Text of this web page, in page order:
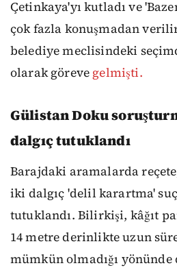
Çetinkaya'yı kutladı ve
çok fazla konuşmadan
belediye meclisindeki
olarak göreve gelmişti.
Gülistan Doku
dalgıç tutuklandı
Barajdaki aramalarda
iki dalgıç 'delil karartma'
tutuklandı. Bilirkişi, kâğıt
14 metre derinlikte uzun
mümkün olmadığı